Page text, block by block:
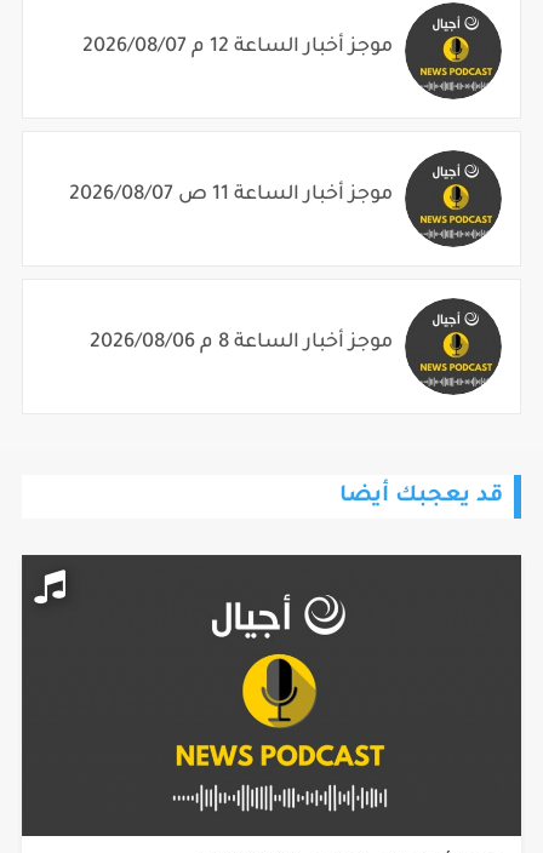
موجز أخبار الساعة 12 م 2026/08/07
موجز أخبار الساعة 11 ص 2026/08/07
موجز أخبار الساعة 8 م 2026/08/06
قد يعجبك أيضا